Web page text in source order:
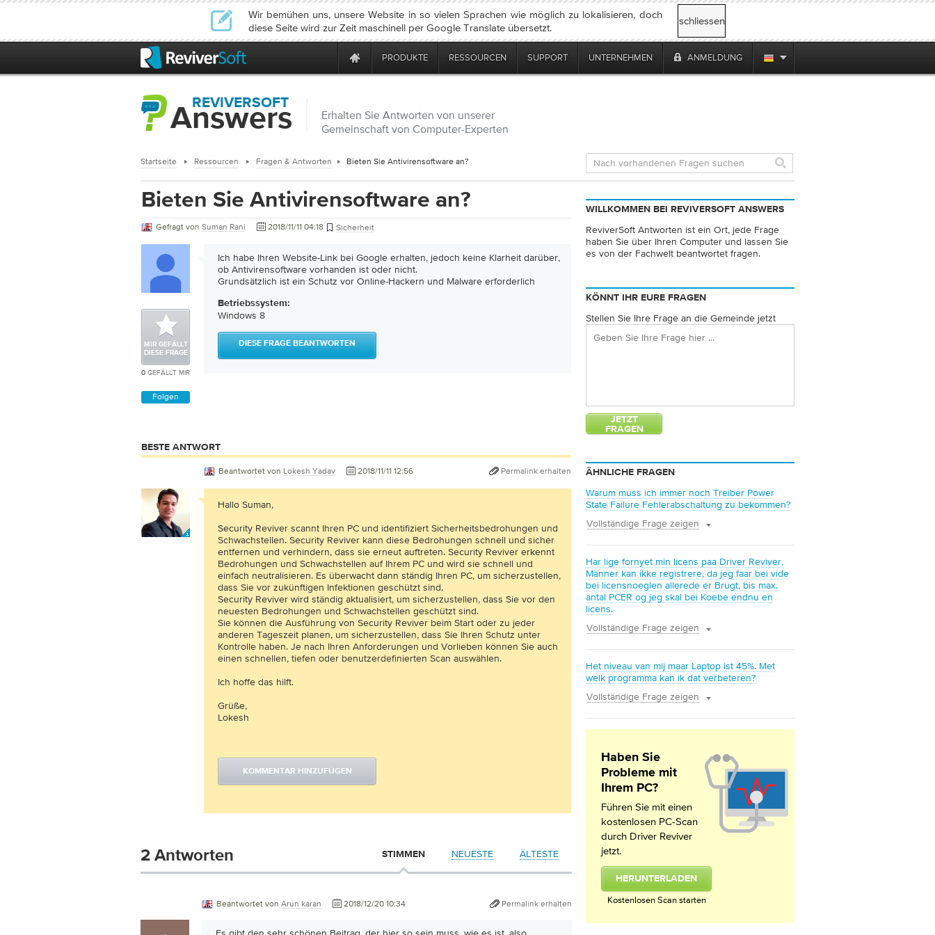
Wir bemühen uns, unsere Website in so vielen Sprachen wie möglich zu lokalisieren, doch
diese Seite wird zur Zeit maschinell per Google Translate übersetzt.
schliessen
PRODUKTE RESSOURCEN SUPPORT UNTERNEHMEN ANMELDUNG
REVIVERSOFT
Answers
Erhalten Sie Antworten von unserer
Gemeinschaft von Computer-Experten
Startseite Ressourcen Fragen & Antworten Bieten Sie Antivirensoftware an?
Bieten Sie Antivirensoftware an?
Gefragt von Suman Rani 2018/11/11 04:18 Sicherheit
MIR GEFÄLLT
DIESE FRAGE
0 GEFÄLLT MIR
Folgen
Ich habe Ihren Website-Link bei Google erhalten, jedoch keine Klarheit darüber,
ob Antivirensoftware vorhanden ist oder nicht.
Grundsätzlich ist ein Schutz vor Online-Hackern und Malware erforderlich
Betriebssystem:
Windows 8
DIESE FRAGE BEANTWORTEN
BESTE ANTWORT
Beantwortet von Lokesh Yadav 2018/11/11 12:56 Permalink erhalten
Hallo Suman,
Security Reviver scannt Ihren PC und identifiziert Sicherheitsbedrohungen und
Schwachstellen. Security Reviver kann diese Bedrohungen schnell und sicher
entfernen und verhindern, dass sie erneut auftreten. Security Reviver erkennt
Bedrohungen und Schwachstellen auf Ihrem PC und wird sie schnell und
einfach neutralisieren. Es überwacht dann ständig Ihren PC, um sicherzustellen,
dass Sie vor zukünftigen Infektionen geschützt sind.
Security Reviver wird ständig aktualisiert, um sicherzustellen, dass Sie vor den
neuesten Bedrohungen und Schwachstellen geschützt sind.
Sie können die Ausführung von Security Reviver beim Start oder zu jeder
anderen Tageszeit planen, um sicherzustellen, dass Sie Ihren Schutz unter
Kontrolle haben. Je nach Ihren Anforderungen und Vorlieben können Sie auch
einen schnellen, tiefen oder benutzerdefinierten Scan auswählen.
Ich hoffe das hilft.
Grüße,
Lokesh
KOMMENTAR HINZUFÜGEN
2 Antworten ÄLTESTE
NEUESTE
STIMMEN
Beantwortet von Arun karan 2018/12/20 10:34 Permalink erhalten
WILLKOMMEN BEI REVIVERSOFT ANSWERS
ReviverSoft Antworten ist ein Ort, jede Frage
haben Sie über Ihren Computer und lassen Sie
es von der Fachwelt beantwortet fragen.
KÖNNT IHR EURE FRAGEN
Stellen Sie Ihre Frage an die Gemeinde jetzt
ÄHNLICHE FRAGEN
Warum muss ich immer noch Treiber Power
State Failure Fehlerabschaltung zu bekommen?
Vollständige Frage zeigen
Har lige fornyet min licens paa Driver Reviver,
Männer kan ikke registrere, da jeg faar bei vide
bei licensnoeglen allerede er Brugt, bis max.
antal PCER og jeg skal bei Koebe endnu en
licens.
Vollständige Frage zeigen
Het niveau van mij maar Laptop ist 45%. Met
welk programma kan ik dat verbeteren?
Vollständige Frage zeigen
Haben Sie
Probleme mit
Ihrem PC?
Führen Sie mit einen
kostenlosen PC-Scan
durch Driver Reviver
jetzt.
HERUNTERLADEN
Kostenlosen Scan starten